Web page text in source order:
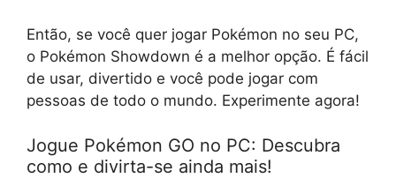
Então, se você quer jogar Pokémon no seu PC,
o Pokémon Showdown é a melhor opção. É fácil
de usar, divertido e você pode jogar com
pessoas de todo o mundo. Experimente agora!
Jogue Pokémon GO no PC: Descubra
como e divirta-se ainda mais!